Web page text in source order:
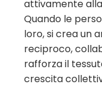
attivamente
Quando le
loro, si crea un
reciproco,
rafforza il
crescita